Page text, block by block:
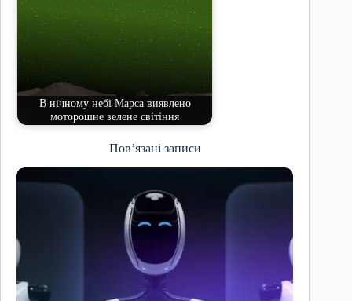
В нічному небі Марса виявлено
моторошне зелене світіння
Пов’язані записи